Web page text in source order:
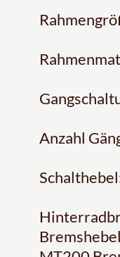
Anzahl